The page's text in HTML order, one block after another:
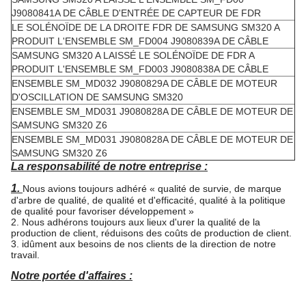
J9080841A DE CÂBLE D'ENTRÉE DE CAPTEUR DE FDR
LE SOLÉNOÏDE DE LA DROITE FDR DE SAMSUNG SM320 A
PRODUIT L'ENSEMBLE SM_FD004 J9080839A DE CÂBLE
SAMSUNG SM320 A LAISSÉ LE SOLÉNOÏDE DE FDR A
PRODUIT L'ENSEMBLE SM_FD003 J9080838A DE CÂBLE
ENSEMBLE SM_MD032 J9080829A DE CÂBLE DE MOTEUR
D'OSCILLATION DE SAMSUNG SM320
ENSEMBLE SM_MD031 J9080828A DE CÂBLE DE MOTEUR DE
SAMSUNG SM320 Z6
ENSEMBLE SM_MD031 J9080828A DE CÂBLE DE MOTEUR DE
SAMSUNG SM320 Z6
La responsabilité de notre entreprise :
1. Nous avions toujours adhéré « qualité de survie, de marque
d'arbre de qualité, de qualité et d'efficacité, qualité à la politique
de qualité pour favoriser développement »
2. Nous adhérons toujours aux lieux d'urer la qualité de la
production de client, réduisons des coûts de production de client.
3. idûment aux besoins de nos clients de la direction de notre
travail.
Notre portée d'affaires :